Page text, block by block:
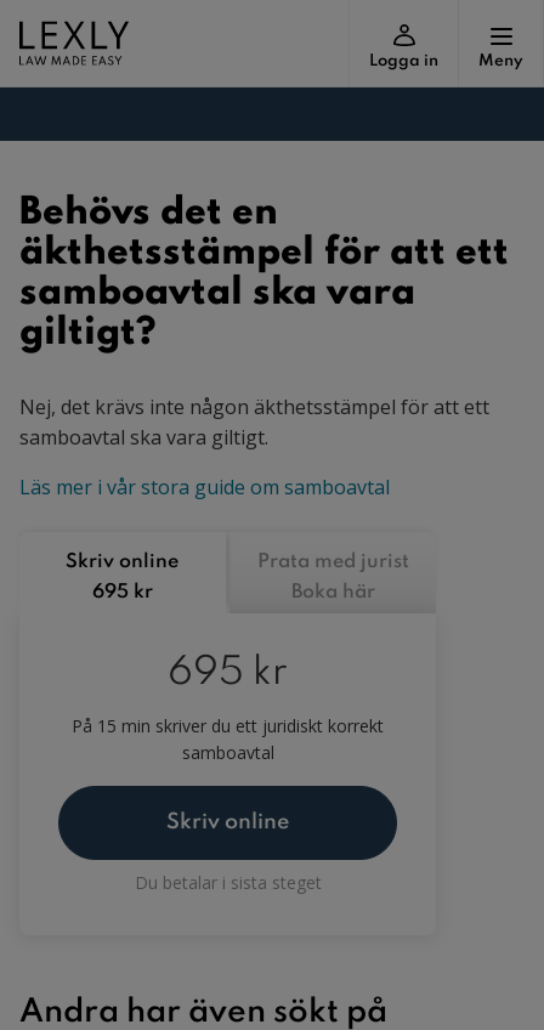
Logga in Meny
Behövs det en
äkthetsstämpel för att ett
samboavtal ska vara
giltigt?
Nej, det krävs inte någon äkthetsstämpel för att ett
samboavtal ska vara giltigt.
Läs mer i vår stora guide om samboavtal
Skriv online
695 kr
Prata med jurist
Boka här
695 kr
På 15 min skriver du ett juridiskt korrekt
samboavtal
Skriv online
Du betalar i sista steget
Andra har även sökt på